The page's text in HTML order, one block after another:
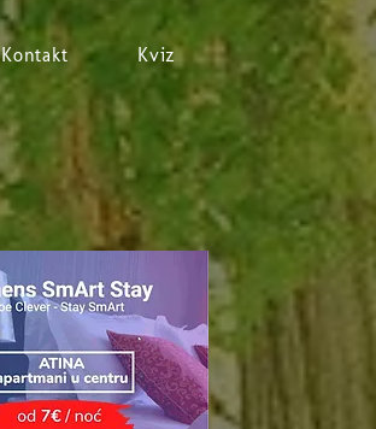
Kontakt Kviz